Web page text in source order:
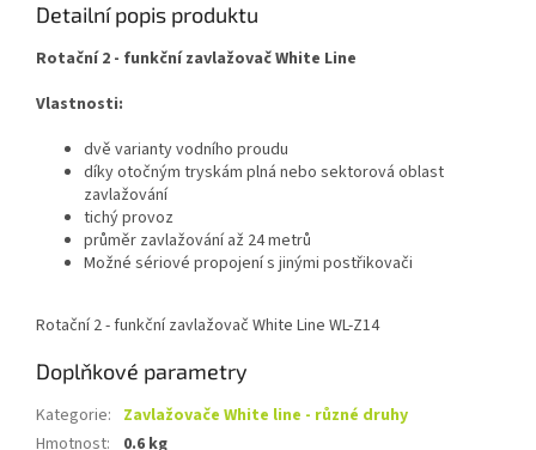
Detailní popis produktu
Rotační 2 - funkční zavlažovač White Line
Vlastnosti:
dvě varianty vodního proudu
díky otočným tryskám plná nebo sektorová oblast
zavlažování
tichý provoz
průměr zavlažování až 24 metrů
Možné sériové propojení s jinými postřikovači
Rotační 2 - funkční zavlažovač White Line WL-Z14
Doplňkové parametry
Kategorie: Zavlažovače White line - různé druhy
Hmotnost: 0.6 kg